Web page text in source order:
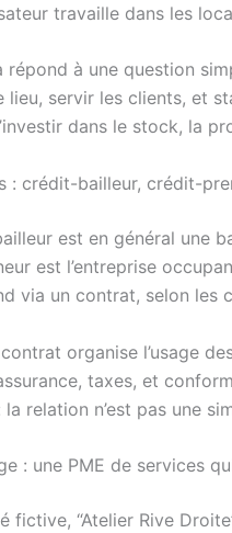
travaille dans les
répond à une question
lieu, servir les clients, et
dans le stock, la
: crédit-bailleur, crédit-
est en général une
est l’entreprise
via un contrat, selon les
organise l’usage
taxes, et
relation n’est pas une
: une PME de services
fictive, “Atelier Rive